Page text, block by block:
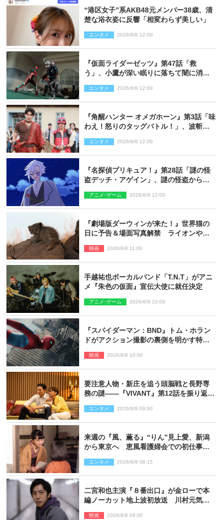
“港区女子”系AKB48元メンバー38歳、清
楚な浴衣姿に反響「相変わらず美しい」
エンタメ 2026/8/8 12:00
『仮面ライダーゼッツ』第47話「救
う」、小鷹が深い眠りに落ちて闇に消え
エンタメ 2026/8/8 12:00
『角醒ハンター オメガホーン』第3話「味
わえ！怒りのタッグバトル！」、波斬の
エンタメ 2026/8/8 12:00
『名探偵プリキュア！』第28話「謎の怪
盗デッチ・アゲイン」、謎の怪盗から不
アニメ･ゲーム 2026/8/8 12:00
『劇場版ダーウィンが来た！』世界猫の
日に予告＆場面写真解禁 ライオンやマ
映画 2026/8/8 11:00
手越祐也ボーカルバンド「T.N.T」がアニ
メ『朱色の仮面』宣伝大使に就任決定
アニメ･ゲーム 2026/8/8 10:00
『スパイダーマン：BND』トム・ホラン
ドがアクション撮影の裏側を明かす特別
映画 2026/8/8 10:00
要注意人物・新庄を追う頭脳戦と長野専
務の謎――『VIVANT』第12話を振り返
エンタメ 2026/8/8 09:00
来週の『風、薫る』“りん”見上愛、新潟
から東京へ 恵風看護婦会での初仕事に
エンタメ 2026/8/8 08:15
二宮和也主演『８番出口』が金ローで本
編ノーカット地上波初放送 川村元気監
映画 2026/8/8 08:00